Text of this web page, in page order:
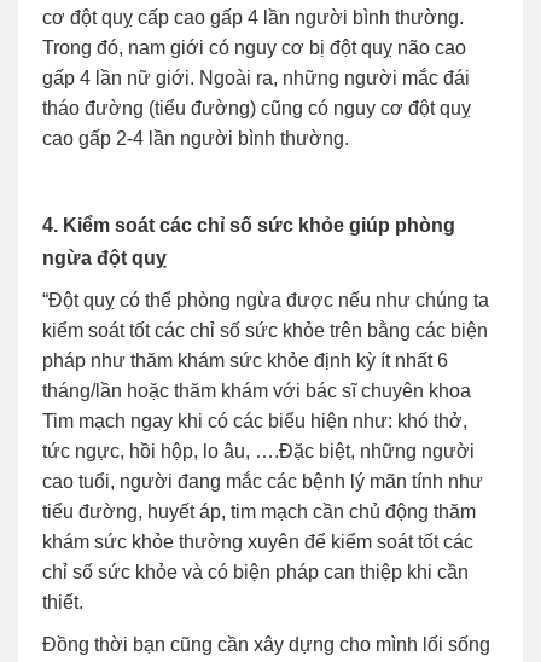
cơ đột quỵ cấp cao gấp 4 lần người bình thường.
Trong đó, nam giới có nguy cơ bị đột quỵ não cao
gấp 4 lần nữ giới. Ngoài ra, những người mắc đái
tháo đường (tiểu đường) cũng có nguy cơ đột quỵ
cao gấp 2-4 lần người bình thường.
4. Kiểm soát các chỉ số sức khỏe giúp phòng
ngừa đột quỵ
“Đột quỵ có thể phòng ngừa được nếu như chúng ta
kiểm soát tốt các chỉ số sức khỏe trên bằng các biện
pháp như thăm khám sức khỏe định kỳ ít nhất 6
tháng/lần hoặc thăm khám với bác sĩ chuyên khoa
Tim mạch ngay khi có các biểu hiện như: khó thở,
tức ngực, hồi hộp, lo âu, ….Đặc biệt, những người
cao tuổi, người đang mắc các bệnh lý mãn tính như
tiểu đường, huyết áp, tim mạch cần chủ động thăm
khám sức khỏe thường xuyên để kiểm soát tốt các
chỉ số sức khỏe và có biện pháp can thiệp khi cần
thiết.
Đồng thời bạn cũng cần xây dựng cho mình lối sống